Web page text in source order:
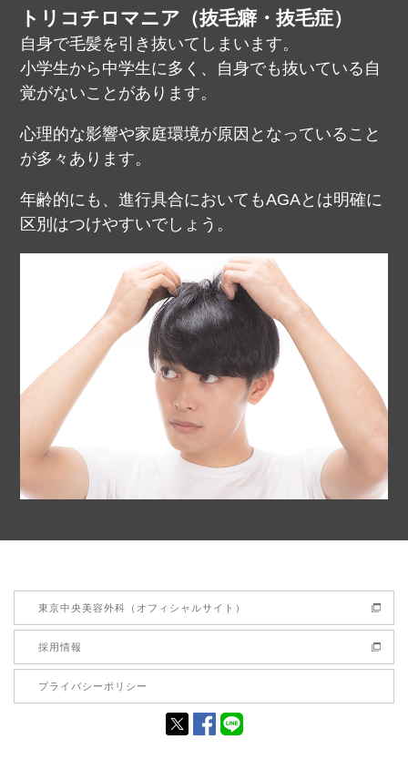
トリコチロマニア（抜毛癖・抜毛症）
自身で毛髪を引き抜いてしまいます。
小学生から中学生に多く、自身でも抜いている自
覚がないことがあります。
心理的な影響や家庭環境が原因となっていること
が多々あります。
年齢的にも、進行具合においてもAGAとは明確に
区別はつけやすいでしょう。
東京中央美容外科（オフィシャルサイト）
採用情報
プライバシーポリシー